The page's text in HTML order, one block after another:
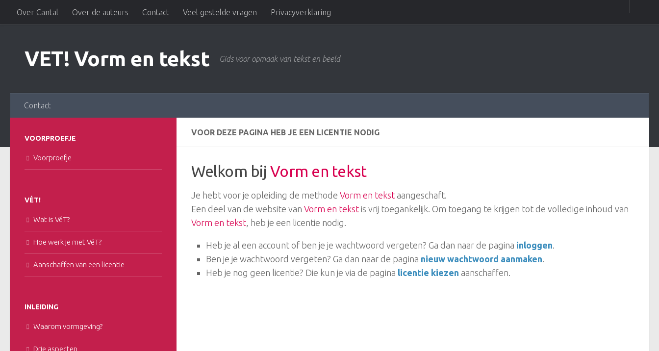
Doorgaan naar inhoud
Over Cantal Over de auteurs Contact Veel gestelde vragen Privacyverklaring
VET! Vorm en tekst Gids voor opmaak van tekst en beeld
Contact
VOOR DEZE PAGINA HEB JE EEN LICENTIE NODIG
Welkom bij Vorm en tekst
Je hebt voor je opleiding de methode Vorm en tekst aangeschaft.
Een deel van de website van Vorm en tekst is vrij toegankelijk. Om toegang te krijgen tot de volledige inhoud van
Vorm en tekst, heb je een licentie nodig.
Heb je al een account of ben je je wachtwoord vergeten? Ga dan naar de pagina inloggen.
Ben je je wachtwoord vergeten? Ga dan naar de pagina nieuw wachtwoord aanmaken.
Heb je nog geen licentie? Die kun je via de pagina licentie kiezen aanschaffen.
VOORPROEFJE
Voorproefje
VÉT!
Wat is VéT?
Hoe werk je met VéT?
Aanschaffen van een licentie
INLEIDING
Waarom vormgeving?
Drie aspecten